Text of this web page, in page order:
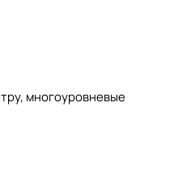
— только за
многоуровневые